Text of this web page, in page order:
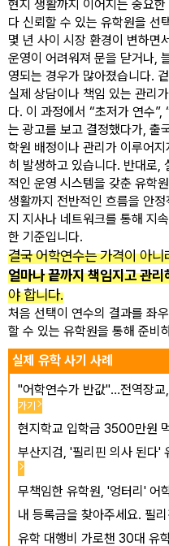
현지 생활까지 이어지는 중요
다 신뢰할 수 있는 유학원을 선
몇 년 사이 시장 환경이 변하면
운영이 어려워져 문을 닫거나,
영되는 경우가 많아졌습니다.
실제 상담이나 책임 있는 관리
다. 이 과정에서 “초저가 연수
는 광고를 보고 결정했다가, 출
학원 배정이나 관리가 이루어
히 발생하고 있습니다. 반대로,
적인 운영 시스템을 갖춘 유학
생활까지 전반적인 흐름을 안
지 지사나 네트워크를 통해 지
한 기준입니다.
결국 어학연수는 가격이 아니
얼마나 끝까지 책임지고 관리
야 합니다.
처음 선택이 연수의 결과를 좌
할 수 있는 유학원을 통해 준비
실제 유학 사기 사례
"어학연수가 반값"…전역장교
가기
현지학교 입학금 3500만원
부산지검, '필리핀 의사 된다'
무책임한 유학원, '엉터리' 어
내 등록금을 찾아주세요. 필
유학 대행비 가로챈 30대 유